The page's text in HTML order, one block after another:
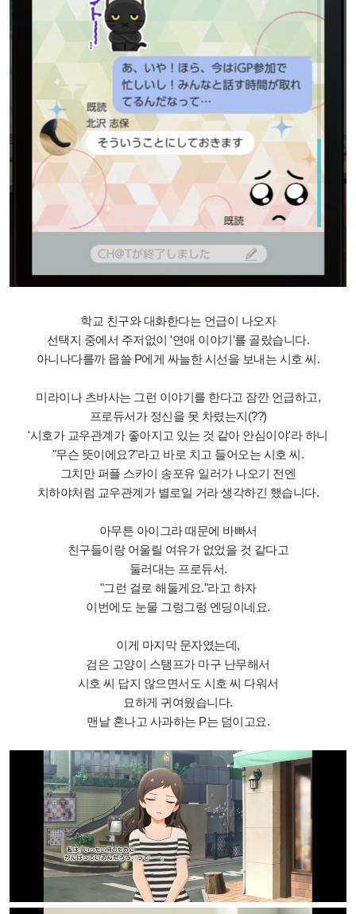
학교 친구와 대화한다는 언급이 나오자
선택지 중에서 주저없이 '연애 이야기'를 골랐습니다.
아니나다를까 몹쓸 P에게 싸늘한 시선을 보내는 시호 씨.
미라이나 츠바사는 그런 이야기를 한다고 잠깐 언급하고,
프로듀서가 정신을 못 차렸는지(??)
'시호가 교우관계가 좋아지고 있는 것 같아 안심이야'라 하니
"무슨 뜻이에요?"라고 바로 치고 들어오는 시호 씨.
그치만 퍼플 스카이 송포유 일러가 나오기 전엔
치하야처럼 교우관계가 별로일 거라 생각하긴 했습니다.
아무튼 아이그라 때문에 바빠서
친구들이랑 어울릴 여유가 없었을 것 같다고
둘러대는 프로듀서.
"그런 걸로 해둘게요."라고 하자
이번에도 눈물 그렁그렁 엔딩이네요.
이게 마지막 문자였는데,
검은 고양이 스탬프가 마구 난무해서
시호 씨 답지 않으면서도 시호 씨 다워서
묘하게 귀여웠습니다.
맨날 혼나고 사과하는 P는 덤이고요.